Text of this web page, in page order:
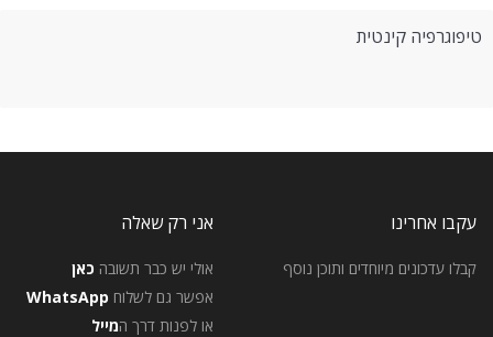
טיפוגרפיה קינטית
עקבו אחרינו
קבלו עדכונים מיוחדים ותוכן נוסף
אני רק שאלה
אולי יש כבר תשובה כאן
אפשר גם לשלוח WhatsApp
או לפנות דרך המייל